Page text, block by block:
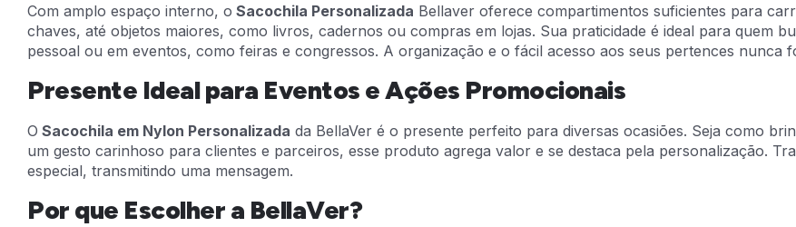
Com amplo espaço interno, o Sacochila Personalizada Bellaver oferece compartimentos suficientes para
chaves, até objetos maiores, como livros, cadernos ou compras em lojas. Sua praticidade é ideal para quem
pessoal ou em eventos, como feiras e congressos. A organização e o fácil acesso aos seus pertences nunca
Presente Ideal para Eventos e Ações Promocionais
O Sacochila em Nylon Personalizada da BellaVer é o presente perfeito para diversas ocasiões. Seja como
um gesto carinhoso para clientes e parceiros, esse produto agrega valor e se destaca pela personalização.
especial, transmitindo uma mensagem.
Por que Escolher a BellaVer?